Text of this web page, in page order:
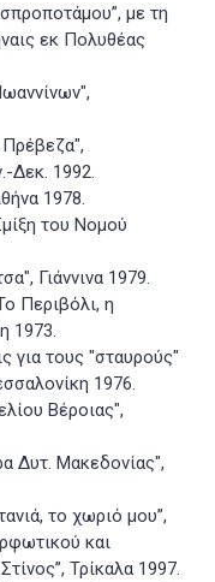
με τη
εκ Πολυθέας
Δεκ. 1992.
1978.
του Νομού
Γιάννινα 1979.
Περιβόλι, η
1973.
για τους "σταυρούς"
1976.
Βέροιας",
Δυτ. Μακεδονίας",
το χωριό μου”,
και
Τρίκαλα 1997.